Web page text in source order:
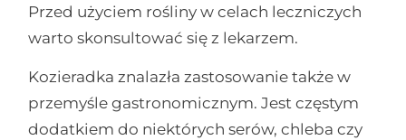
Przed użyciem rośliny w celach leczniczych
warto skonsultować się z lekarzem.
Kozieradka znalazła zastosowanie także w
przemyśle gastronomicznym. Jest częstym
dodatkiem do niektórych serów, chleba czy